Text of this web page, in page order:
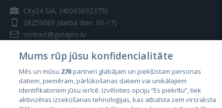
City24 SIA, (40003692375)
28259069 (darba dien. 09-17)
contact@getapro.lv
Valstis
Mums rūp jūsu konfidencialitāte
Mēs un mūsu 270partneri glabājam un piekļūstam personas
datiem, piemēram, pārlūkošanas datiem vai unikālajiem
identifikatoriem jūsu ierīcē. Izvēloties opciju “Es piekrītu”, tiek
aktivizētas izsekošanas tehnoloģijas, kas atbalsta zem virsraksta